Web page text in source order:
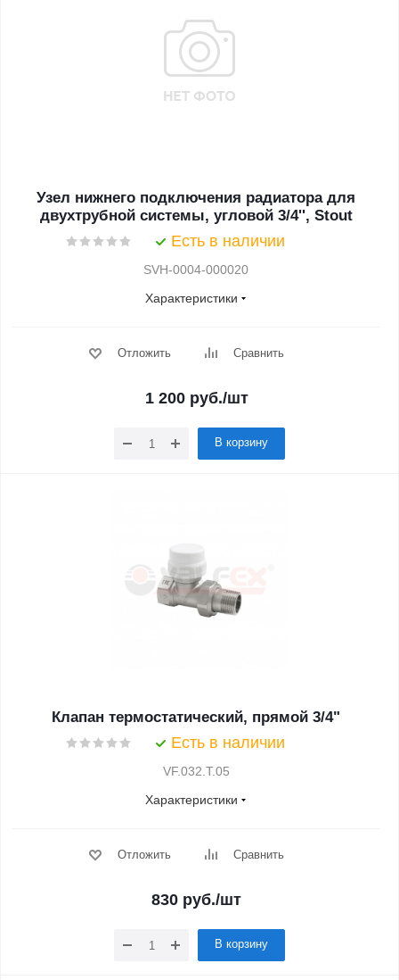
Узел нижнего подключения радиатора для
двухтрубной системы, угловой 3/4'', Stout
Есть в наличии
SVH-0004-000020
Характеристики
Отложить Сравнить
1 200руб./шт
В корзину
Клапан термостатический, прямой 3/4"
Есть в наличии
VF.032.T.05
Характеристики
Отложить Сравнить
830 руб./шт
В корзину